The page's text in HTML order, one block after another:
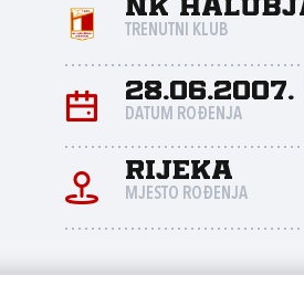
NK
TRENUTNI KLUB
28.06.2007.
DATUM ROĐENJA
Rijeka
MJESTO ROĐENJA